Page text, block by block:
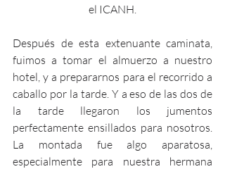
el ICANH.
Después de esta extenuante caminata,
fuimos a tomar el almuerzo a nuestro
hotel, y a prepararnos para el recorrido a
caballo por la tarde. Y a eso de las dos de
la tarde llegaron los jumentos
perfectamente ensillados para nosotros.
La montada fue algo aparatosa,
especialmente para nuestra hermana